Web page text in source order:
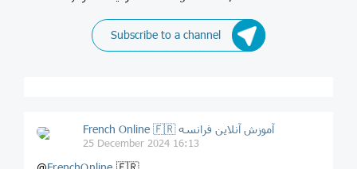
Subscribe to a channel
French Online 🇫🇷 آموزش آنلاین فرانسه
25 December 2024 16:13